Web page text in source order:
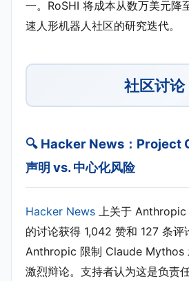
一。RoSHI 将成本从数万美元降
速人形机器人社区的研究迭代。
社区讨论
🔍 Hacker News：Project
声明 vs. 中心化风险
Hacker News 上关于
的讨论获得 1,042 赞和 127 条评
Anthropic 限制 Claude Mythos
激烈辩论。支持者认为这是负责